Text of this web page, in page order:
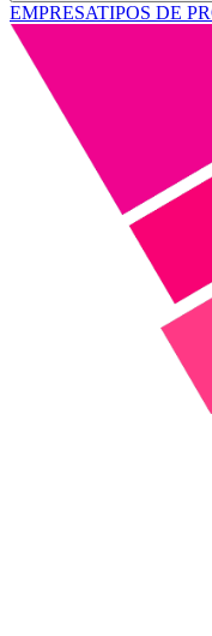
EMPRESATIPOS DE